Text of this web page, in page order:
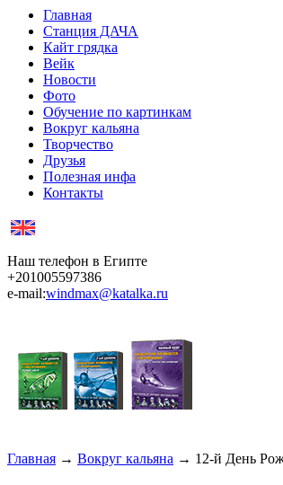
Главная
Станция ДАЧА
Кайт грядка
Вейк
Новости
Фото
Обучение по картинкам
Вокруг кальяна
Творчество
Друзья
Полезная инфа
Контакты
Наш телефон в Египте
+201005597386
e-mail:windmax@katalka.ru
Главная → Вокруг кальяна → 12-й День